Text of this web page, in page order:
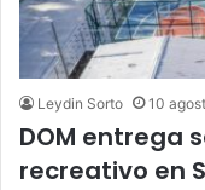
Leydin Sorto 10
DOM entrega
recreativo en